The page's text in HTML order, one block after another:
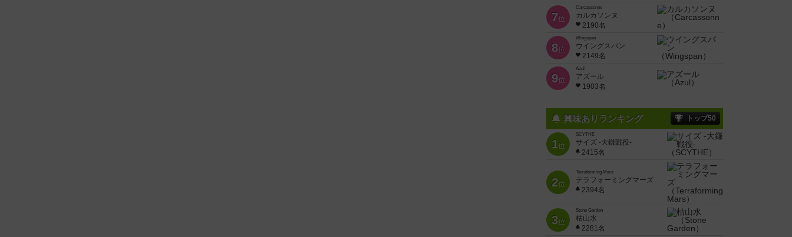
7位
Carcassonne
カルカソンヌ
2190名
8位
Wingspan
ウイングスパン
2149名
9位
Azul
アズール
1903名
興味ありランキング トップ50
1位
SCYTHE
サイズ -大鎌戦役-
2415名
2位
Terraforming Mars
テラフォーミングマーズ
2394名
3位
Stone Garden
枯山水
2281名